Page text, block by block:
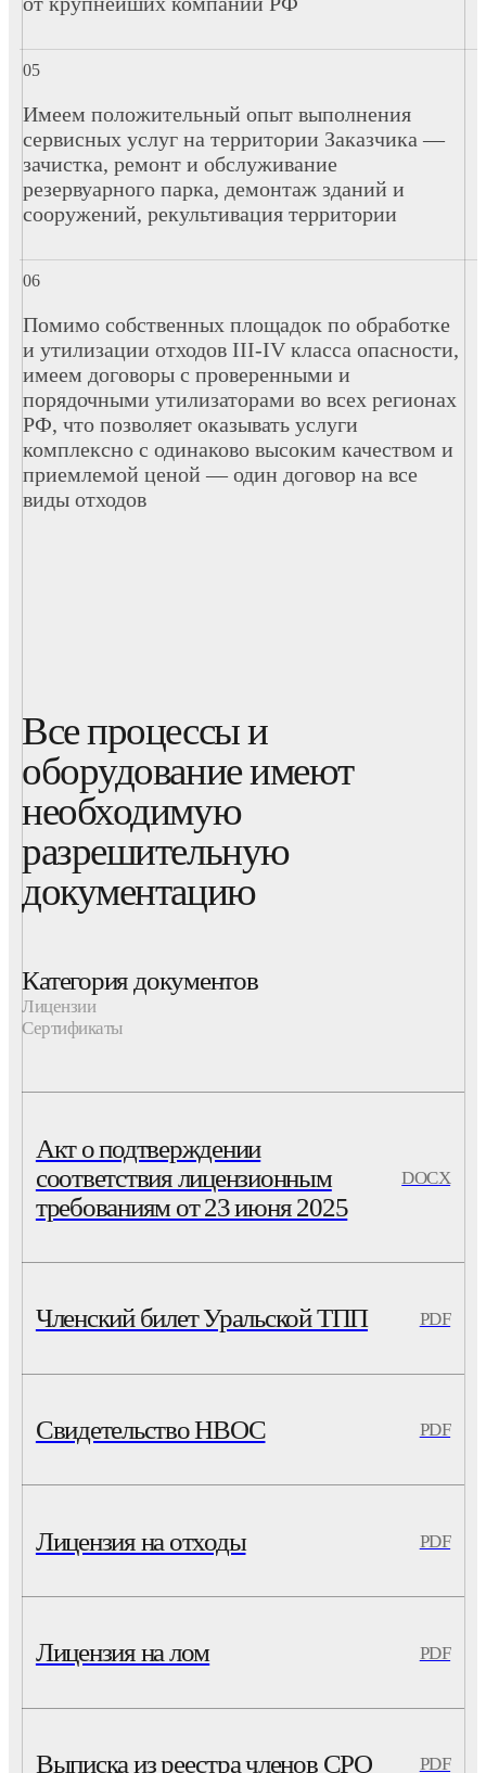
Имеем положительный опыт выполнения
сервисных услуг на территории Заказчика —
зачистка, ремонт и обслуживание
резервуарного парка, демонтаж зданий и
сооружений, рекультивация территории
Помимо собственных площадок по обработке
и утилизации отходов III-IV класса опасности,
имеем договоры с проверенными и
порядочными утилизаторами во всех регионах
РФ, что позволяет оказывать услуги
комплексно с одинаково высоким качеством и
приемлемой ценой — один договор на все
виды отходов
Все процессы и
оборудование имеют
необходимую
разрешительную
документацию
Категория документов
Лицензии
Сертификаты
Акт о подтверждении
соответствия лицензионным
требованиям от 23 июня 2025
DOCX
Членский билет Уральской ТПП PDF
Свидетельство НВОС PDF
Лицензия на отходы PDF
Лицензия на лом PDF
Выписка из реестра членов СРО PDF